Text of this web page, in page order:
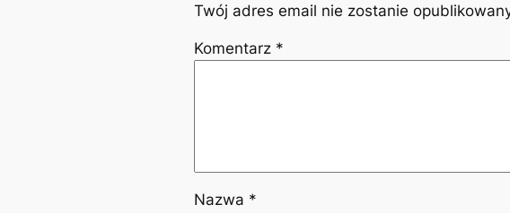
Twój adres email nie zostanie
Komentarz *
Nazwa *